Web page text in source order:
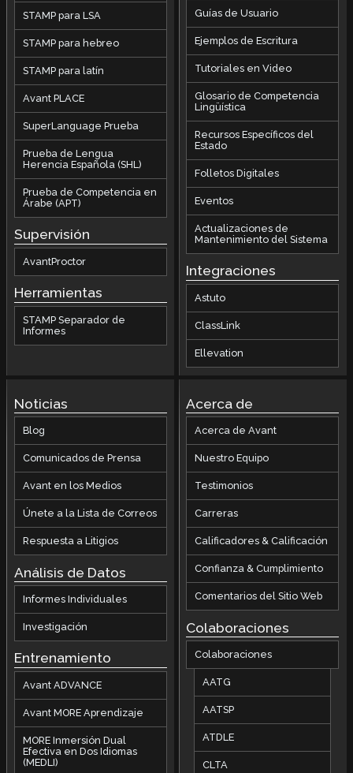
STAMP para LSA
STAMP para hebreo
STAMP para latín
Avant PLACE
SuperLanguage Prueba
Prueba de Lengua
Herencia Española (SHL)
Prueba de Competencia en
Árabe (APT)
Supervisión
AvantProctor
Herramientas
STAMP Separador de
Informes
Guías de Usuario
Ejemplos de Escritura
Tutoriales en Video
Glosario de Competencia
Lingüística
Recursos Específicos del
Estado
Folletos Digitales
Eventos
Actualizaciones de
Mantenimiento del Sistema
Integraciones
Astuto
ClassLink
Ellevation
Noticias
Blog
Comunicados de Prensa
Avant en los Medios
Únete a la Lista de Correos
Respuesta a Litigios
Análisis de Datos
Informes Individuales
Investigación
Entrenamiento
Avant ADVANCE
Avant MORE Aprendizaje
MORE Inmersión Dual
Efectiva en Dos Idiomas
(MEDLI)
Acerca de
Acerca de Avant
Nuestro Equipo
Testimonios
Carreras
Calificadores & Calificación
Confianza & Cumplimiento
Comentarios del Sitio Web
Colaboraciones
Colaboraciones
AATG
AATSP
ATDLE
CLTA